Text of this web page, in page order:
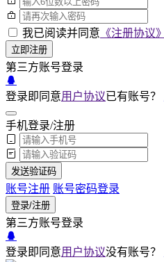
我已阅读并同意 《注册协议》
立即注册
第三方账号登录
登录即同意用户协议已有账号？
手机登录/注册
发送验证码
账号注册 账号密码登录
登录/注册
第三方账号登录
登录即同意用户协议没有账号？